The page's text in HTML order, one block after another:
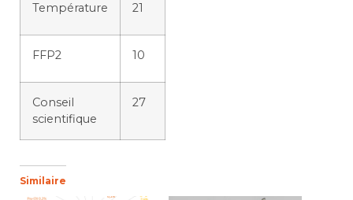
Température 21
FFP2 10
Conseil
scientifique
27
Similaire